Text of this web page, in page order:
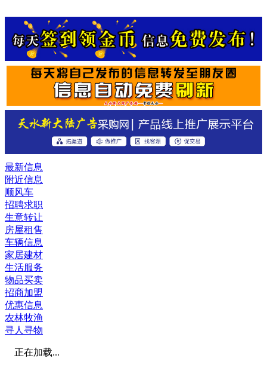
最新信息
附近信息
顺风车
招聘求职
生意转让
房屋租售
车辆信息
家居建材
生活服务
物品买卖
招商加盟
优惠信息
农林牧渔
寻人寻物
正在加载...